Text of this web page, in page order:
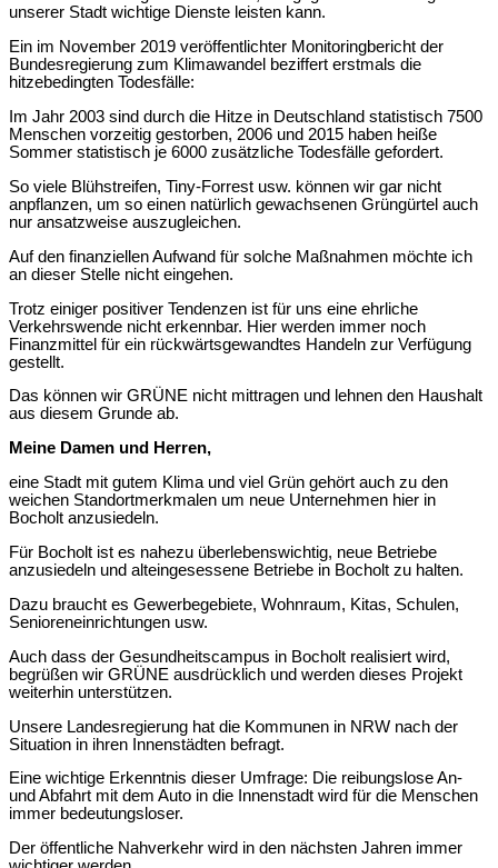
unserer Stadt wichtige Dienste leisten kann.
Ein im November 2019 veröffentlichter Monitoringbericht der
Bundesregierung zum Klimawandel beziffert erstmals die
hitzebedingten Todesfälle:
Im Jahr 2003 sind durch die Hitze in Deutschland statistisch 7500
Menschen vorzeitig gestorben, 2006 und 2015 haben heiße
Sommer statistisch je 6000 zusätzliche Todesfälle gefordert.
So viele Blühstreifen, Tiny-Forrest usw. können wir gar nicht
anpflanzen, um so einen natürlich gewachsenen Grüngürtel auch
nur ansatzweise auszugleichen.
Auf den finanziellen Aufwand für solche Maßnahmen möchte ich
an dieser Stelle nicht eingehen.
Trotz einiger positiver Tendenzen ist für uns eine ehrliche
Verkehrswende nicht erkennbar. Hier werden immer noch
Finanzmittel für ein rückwärtsgewandtes Handeln zur Verfügung
gestellt.
Das können wir GRÜNE nicht mittragen und lehnen den Haushalt
aus diesem Grunde ab.
Meine Damen und Herren,
eine Stadt mit gutem Klima und viel Grün gehört auch zu den
weichen Standortmerkmalen um neue Unternehmen hier in
Bocholt anzusiedeln.
Für Bocholt ist es nahezu überlebenswichtig, neue Betriebe
anzusiedeln und alteingesessene Betriebe in Bocholt zu halten.
Dazu braucht es Gewerbegebiete, Wohnraum, Kitas, Schulen,
Senioreneinrichtungen usw.
Auch dass der Gesundheitscampus in Bocholt realisiert wird,
begrüßen wir GRÜNE ausdrücklich und werden dieses Projekt
weiterhin unterstützen.
Unsere Landesregierung hat die Kommunen in NRW nach der
Situation in ihren Innenstädten befragt.
Eine wichtige Erkenntnis dieser Umfrage: Die reibungslose An-
und Abfahrt mit dem Auto in die Innenstadt wird für die Menschen
immer bedeutungsloser.
Der öffentliche Nahverkehr wird in den nächsten Jahren immer